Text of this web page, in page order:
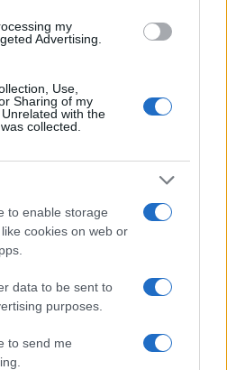
my
Advertising.
Use,
Sharing of my
with the
collected.
to enable storage
cookies on web or
data to be sent to
purposes.
to send me
andando nella
del sito o
Peso D’oro Olbia
le tue segnalazioni,
e le tue foto
7512